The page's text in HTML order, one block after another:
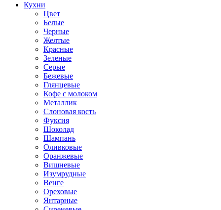
Кухни
Цвет
Белые
Черные
Желтые
Красные
Зеленые
Серые
Бежевые
Глянцевые
Кофе с молоком
Металлик
Слоновая кость
Фуксия
Шоколад
Шампань
Оливковые
Оранжевые
Вишневые
Изумрудные
Венге
Ореховые
Янтарные